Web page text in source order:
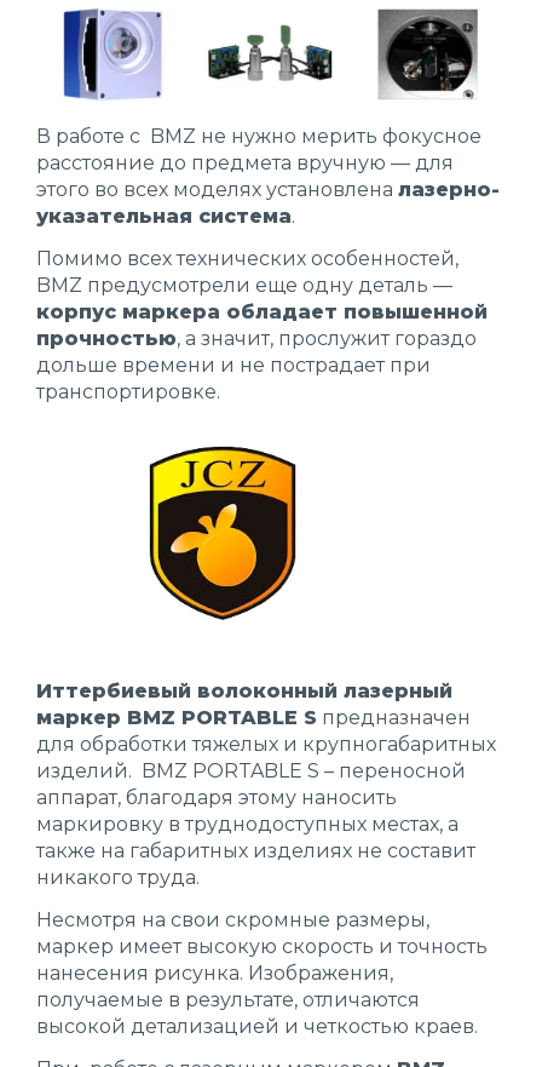
В работе с BMZ не нужно мерить фокусное
расстояние до предмета вручную — для
этого во всех моделях установлена лазерно-
указательная система.
Помимо всех технических особенностей,
BMZ предусмотрели еще одну деталь —
корпус маркера обладает повышенной
прочностью, а значит, прослужит гораздо
дольше времени и не пострадает при
транспортировке.
Иттербиевый волоконный лазерный
маркер BMZ PORTABLE S предназначен
для обработки тяжелых и крупногабаритных
изделий. BMZ PORTABLE S – переносной
аппарат, благодаря этому наносить
маркировку в труднодоступных местах, а
также на габаритных изделиях не составит
никакого труда.
Несмотря на свои скромные размеры,
маркер имеет высокую скорость и точность
нанесения рисунка. Изображения,
получаемые в результате, отличаются
высокой детализацией и четкостью краев.